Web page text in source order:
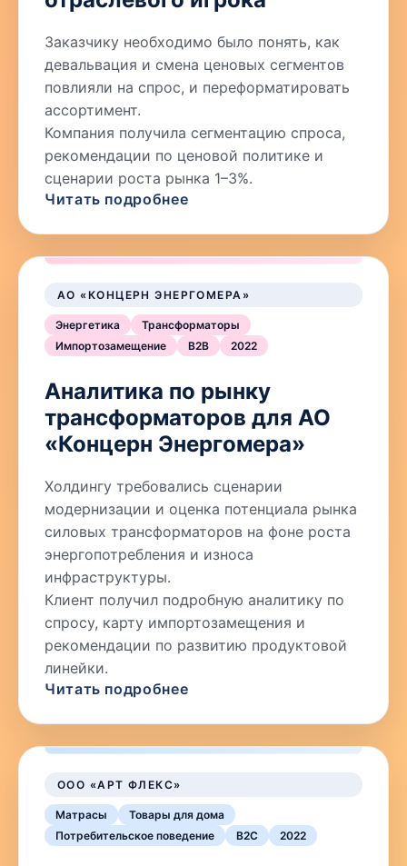
Заказчику необходимо было понять, как
девальвация и смена ценовых сегментов
повлияли на спрос, и переформатировать
ассортимент.
Компания получила сегментацию спроса,
рекомендации по ценовой политике и
сценарии роста рынка 1–3%.
Читать подробнее
АО «КОНЦЕРН ЭНЕРГОМЕРА»
Энергетика
Трансформаторы
Импортозамещение
B2B 2022
Аналитика по рынку
трансформаторов для АО
«Концерн Энергомера»
Холдингу требовались сценарии
модернизации и оценка потенциала рынка
силовых трансформаторов на фоне роста
энергопотребления и износа
инфраструктуры.
Клиент получил подробную аналитику по
спросу, карту импортозамещения и
рекомендации по развитию продуктовой
линейки.
Читать подробнее
ООО «АРТ ФЛЕКС»
Матрасы
Товары для дома
Потребительское поведение
B2C 2022